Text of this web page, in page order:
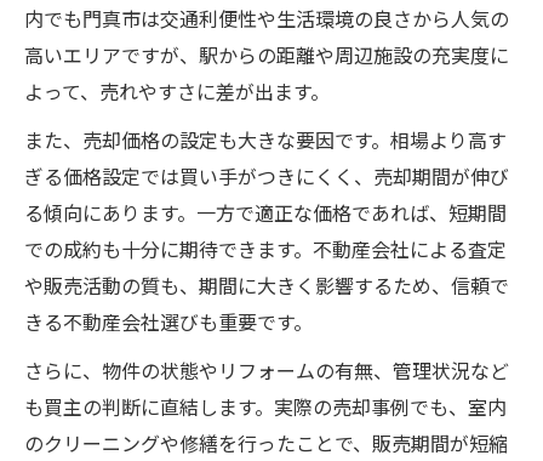
内でも門真市は交通利便性や生活環境の良さから人気の
高いエリアですが、駅からの距離や周辺施設の充実度に
よって、売れやすさに差が出ます。
また、売却価格の設定も大きな要因です。相場より高す
ぎる価格設定では買い手がつきにくく、売却期間が伸び
る傾向にあります。一方で適正な価格であれば、短期間
での成約も十分に期待できます。不動産会社による査定
や販売活動の質も、期間に大きく影響するため、信頼で
きる不動産会社選びも重要です。
さらに、物件の状態やリフォームの有無、管理状況など
も買主の判断に直結します。実際の売却事例でも、室内
のクリーニングや修繕を行ったことで、販売期間が短縮